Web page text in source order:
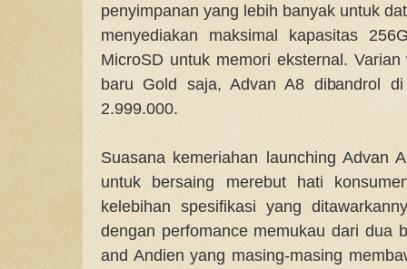
penyimpanan yang lebih banyak untuk
menyediakan maksimal kapasitas
MicroSD untuk memori eksternal.
baru Gold saja, Advan A8 dibandrol
2.999.000.
Suasana kemeriahan launching Advan
untuk bersaing merebut hati
kelebihan spesifikasi yang
dengan perfomance memukau dari dua
and Andien yang masing-masing